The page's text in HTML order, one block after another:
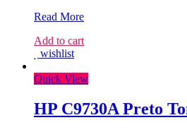
HP
Preto
Tambor
Read More
Add to cart
wishlist
Quick View
HP C9730A Preto